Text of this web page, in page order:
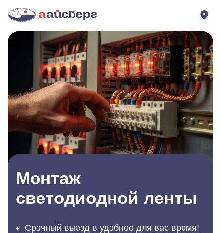
Монтаж
светодиодной ленты
Срочный выезд в удобное для вас время!